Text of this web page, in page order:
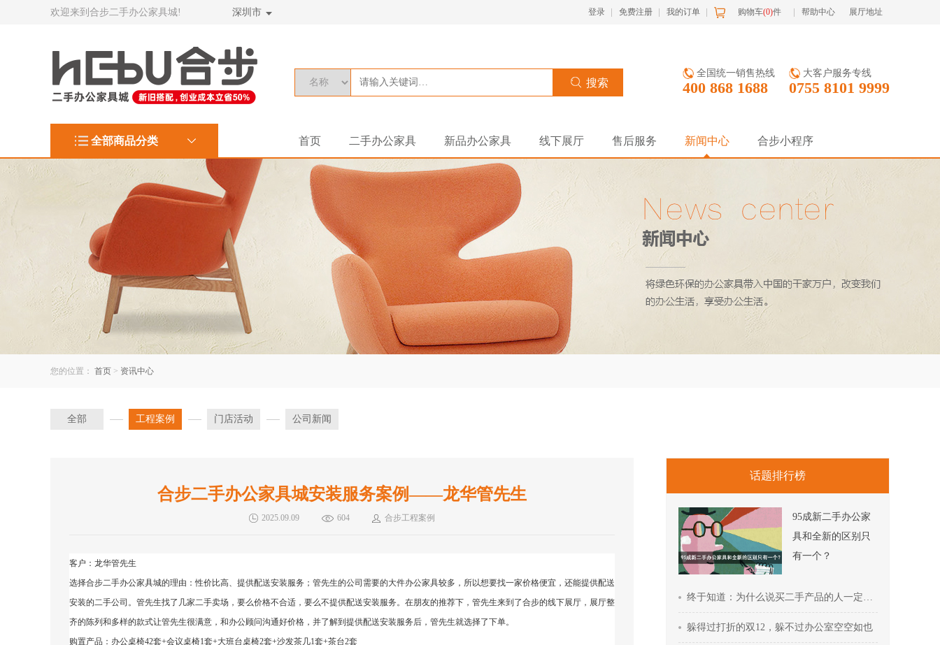
欢迎来到合步二手办公家具城! 深圳市 展厅地址
帮助中心
购物车(0)件
我的订单
免费注册
登录
全国统一销售热线
400 868 1688
大客户服务专线
0755 8101 9999
全部商品分类 首页 二手办公家具 新品办公家具 线下展厅 售后服务 新闻中心 合步小程序
您的位置： 首页 > 资讯中心
全部 工程案例 门店活动 公司新闻
合步二手办公家具城安装服务案例——龙华管先生
2025.09.09 604 合步工程案例
客户：龙华管先生
选择合步二手办公家具城的理由：性价比高、提供配送安装服务； 管先生的公司需要的大件办公家具较多，所以想要找一家价格便宜，还能提供配送
安装的二手公司。 管先生找了几家二手卖场，要么价格不合适，要么不提供配送安装服务。在朋友的推荐下， 管先生来到了合步的线下展厅，展厅整
齐的陈列和多样的款式让管先生很满意，和办公顾问沟通好价格，并了解到提供配送安装服务后， 管先生就选择了下单。
购置产品：办公桌椅42套+会议桌椅1套+大班台桌椅2套+沙发茶几1套+茶台2套
话题排行榜
95成新二手办公家
具和全新的区别只
有一个？
终于知道：为什么说买二手产品的人一定会越来越多！
躲得过打折的双12，躲不过办公室空空如也